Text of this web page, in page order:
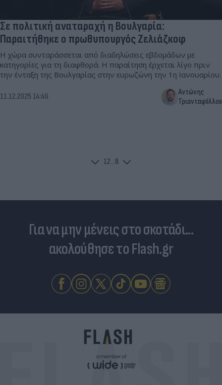
Σε πολιτική αναταραχή η Βουλγαρία:
Παραιτήθηκε ο πρωθυπουργός Ζελιάζκοφ
Η χώρα συνταράσσεται από διαδηλώσεις εβδομάδων με
κατηγορίες για τη διαφθορά. Η παραίτηση έρχεται λίγο πριν
την ένταξη της Βουλγαρίας στην ευρωζώνη την 1η Ιανουαρίου.
11.12.2025 14:46
Αντώνης
Τριανταφύλλου
12...8
Για να μην μένεις στο σκοτάδι...
ακολούθησε το Flash.gr